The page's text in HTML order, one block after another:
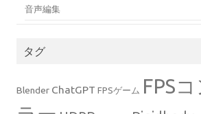
音声編集
タグ
Blender ChatGPT FPSゲーム FPS